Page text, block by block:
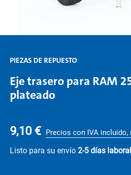
PIEZAS DE REPUESTO
Eje trasero para RAM
plateado
9,10 € Precios con IVA
Listo para su envío 2-5 días